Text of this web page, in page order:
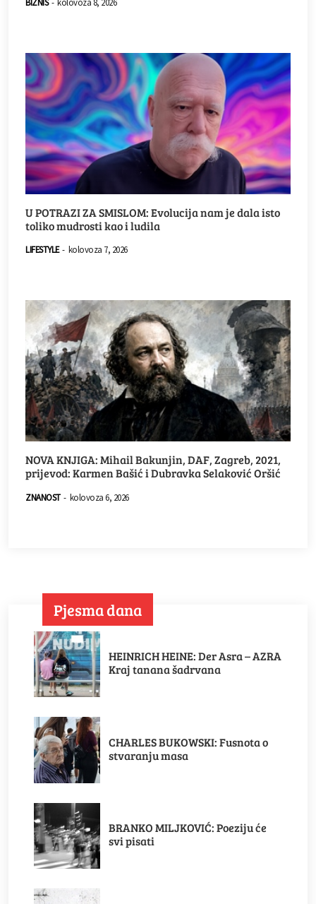
U POTRAZI ZA SMISLOM: Evolucija nam je dala isto
toliko mudrosti kao i ludila
LIFESTYLE - kolovoza 7, 2026
NOVA KNJIGA: Mihail Bakunjin, DAF, Zagreb, 2021,
prijevod: Karmen Bašić i Dubravka Selaković Oršić
ZNANOST - kolovoza 6, 2026
Pjesma dana
HEINRICH HEINE: Der Asra – AZRA
Kraj tanana šadrvana
CHARLES BUKOWSKI: Fusnota o
stvaranju masa
BRANKO MILJKOVIĆ: Poeziju će
svi pisati